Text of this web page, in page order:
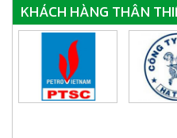
KHÁCH HÀNG THÂN